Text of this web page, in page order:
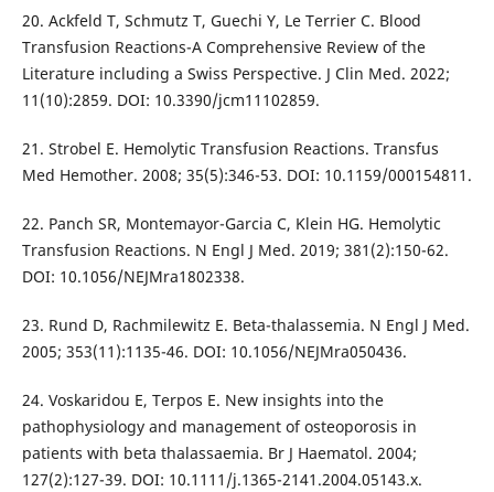
20. Ackfeld T, Schmutz T, Guechi Y, Le Terrier C. Blood
Transfusion Reactions-A Comprehensive Review of the
Literature including a Swiss Perspective. J Clin Med. 2022;
11(10):2859. DOI: 10.3390/jcm11102859.
21. Strobel E. Hemolytic Transfusion Reactions. Transfus
Med Hemother. 2008; 35(5):346-53. DOI: 10.1159/000154811.
22. Panch SR, Montemayor-Garcia C, Klein HG. Hemolytic
Transfusion Reactions. N Engl J Med. 2019; 381(2):150-62.
DOI: 10.1056/NEJMra1802338.
23. Rund D, Rachmilewitz E. Beta-thalassemia. N Engl J Med.
2005; 353(11):1135-46. DOI: 10.1056/NEJMra050436.
24. Voskaridou E, Terpos E. New insights into the
pathophysiology and management of osteoporosis in
patients with beta thalassaemia. Br J Haematol. 2004;
127(2):127-39. DOI: 10.1111/j.1365-2141.2004.05143.x.